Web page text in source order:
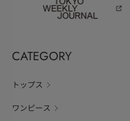
CATEGORY
トップス
ワンピース